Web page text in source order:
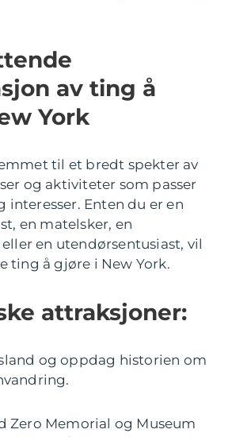
av ting å
York
til et bredt spekter av
og aktiviteter som passer
interesser. Enten du er en
en matelsker, en
en utendørsentusiast, vil
ting å gjøre i New York.
attraksjoner:
og oppdag historien om
Zero Memorial og Museum